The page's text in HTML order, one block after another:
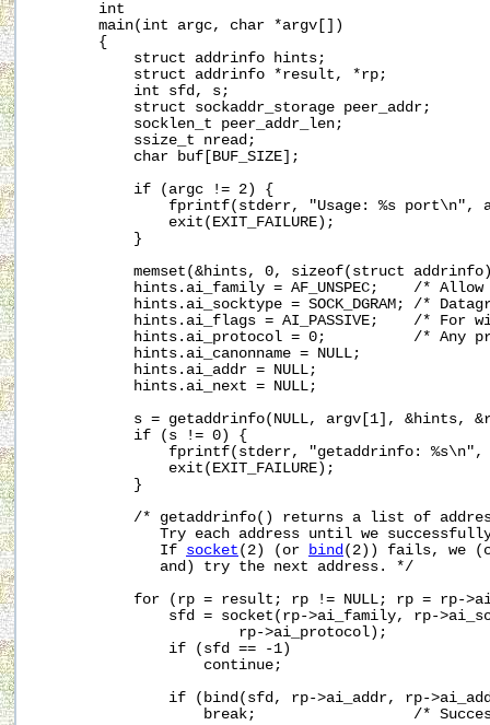
       int
       main(int argc, char *argv[])
       {
           struct addrinfo hints;
           struct addrinfo *result, *rp;
           int sfd, s;
           struct sockaddr_storage peer_addr;
           socklen_t peer_addr_len;
           ssize_t nread;
           char buf[BUF_SIZE];
           if (argc != 2) {
fprintf(stderr, "Usage: %s port\n",
               exit(EXIT_FAILURE);
           }
memset(&hints, 0, sizeof(struct
hints.ai_family = AF_UNSPEC;    /* Allow
hints.ai_socktype = SOCK_DGRAM; /*
hints.ai_flags = AI_PASSIVE;    /* For
hints.ai_protocol = 0;          /* Any
           hints.ai_canonname = NULL;
           hints.ai_addr = NULL;
           hints.ai_next = NULL;
s = getaddrinfo(NULL, argv[1], &hints,
           if (s != 0) {
fprintf(stderr, "getaddrinfo: %s\n",
               exit(EXIT_FAILURE);
           }
/* getaddrinfo() returns a list of
Try each address until we
              If
socket (2) (or bind(2)) fails, we
              and) try the next address. */
for (rp = result; rp != NULL; rp = rp-
sfd = socket(rp->ai_family, rp-
                       rp->ai_protocol);
               if (sfd == -1)
                   continue;
if (bind(sfd, rp->ai_addr, rp-
break;                  /*